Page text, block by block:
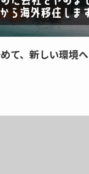
て、新しい環境へ